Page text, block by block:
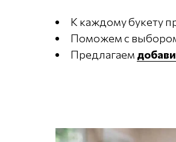
К каждому букету
Поможем с выбором
Предлагаем